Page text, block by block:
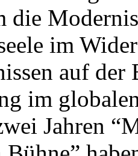
die
im
auf
im
Jahren